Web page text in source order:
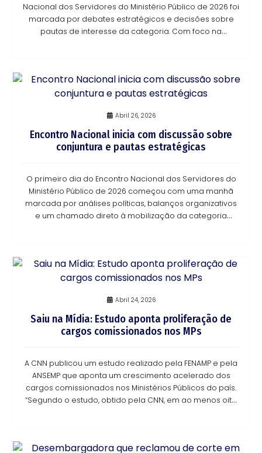
Nacional dos Servidores do Ministério Público de 2026 foi
marcada por debates estratégicos e decisões sobre
pautas de interesse da categoria. Com foco na
Abril 26, 2026
Encontro Nacional inicia com discussão sobre
conjuntura e pautas estratégicas
O primeiro dia do Encontro Nacional dos Servidores do
Ministério Público de 2026 começou com uma manhã
marcada por análises políticas, balanços organizativos
e um chamado direto à mobilização da categoria
Abril 24, 2026
Saiu na Mídia: Estudo aponta proliferação de
cargos comissionados nos MPs
A CNN publicou um estudo realizado pela FENAMP e pela
ANSEMP que aponta um crescimento acelerado dos
cargos comissionados nos Ministérios Públicos do país.
“Segundo o estudo, obtido pela CNN, em ao menos oito